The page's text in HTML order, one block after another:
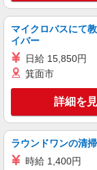
株式会社パソナ・東
マイクロバスにて
イバー
日給 15,850円
箕面市
詳細を
ラウンドワンの清
時給 1,400円